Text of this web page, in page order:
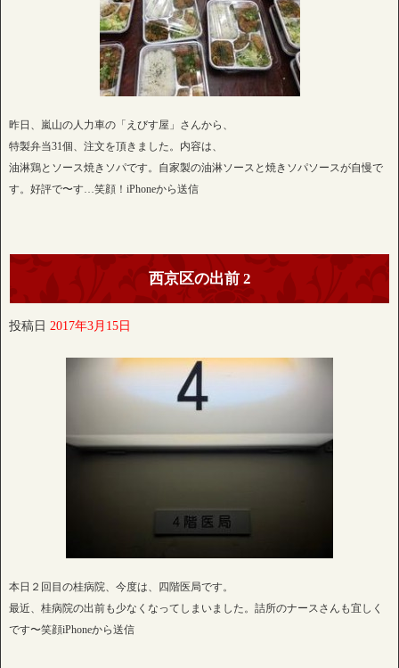
昨日、嵐山の人力車の「えびす屋」さんから、
特製弁当31個、注文を頂きました。内容は、
油淋鶏とソース焼きソパです。自家製の油淋ソースと焼きソパソースが自慢で
す。好評で〜す…笑顔！iPhoneから送信
西京区の出前 2
投稿日 2017年3月15日
本日２回目の桂病院、今度は、四階医局です。
最近、桂病院の出前も少なくなってしまいました。詰所のナースさんも宜しく
です〜笑顔iPhoneから送信